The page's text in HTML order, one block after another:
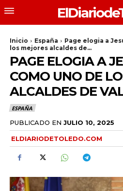
Inicio España
Page elogia a
los mejores alcaldes de...
PAGE ELOGIA A
COMO UNO DE
ALCALDES DE
ESPAÑA
PUBLICADO EN JULIO 10, 2025
ELDIARIODETOLEDO.COM